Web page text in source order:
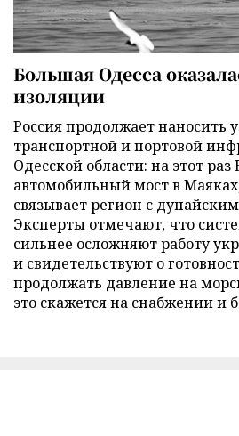
Большая Одесса
изоляции
Россия продолжает наносить
транспортной и портовой
Одесской области: на этот
автомобильный мост в
связывает регион с
Эксперты отмечают, что
сильнее осложняют работу
и свидетельствуют о
продолжать давление на
это скажется на снабжении и